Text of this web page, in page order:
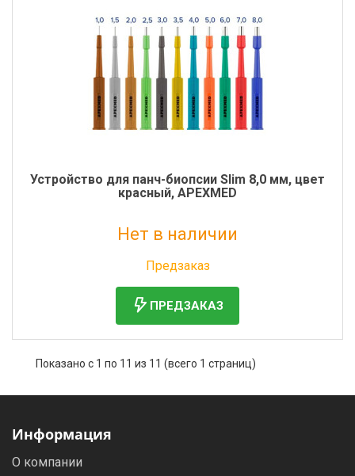
Устройство для панч-биопсии Slim 8,0 мм, цвет
красный, APEXMED
Нет в наличии
Предзаказ
ПРЕДЗАКАЗ
Показано с 1 по 11 из 11 (всего 1 страниц)
Информация
О компании